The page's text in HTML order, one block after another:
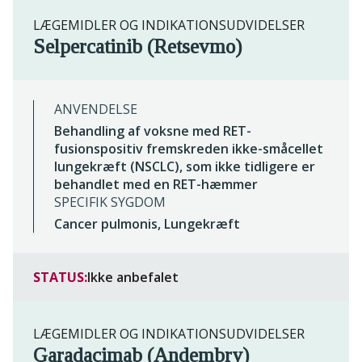
LÆGEMIDLER OG INDIKATIONSUDVIDELSER
Selpercatinib (Retsevmo)
ANVENDELSE
Behandling af voksne med RET-
fusionspositiv fremskreden ikke-småcellet
lungekræft (NSCLC), som ikke tidligere er
behandlet med en RET-hæmmer
SPECIFIK SYGDOM
Cancer pulmonis, Lungekræft
STATUS:Ikke anbefalet
LÆGEMIDLER OG INDIKATIONSUDVIDELSER
Garadacimab (Andembry)